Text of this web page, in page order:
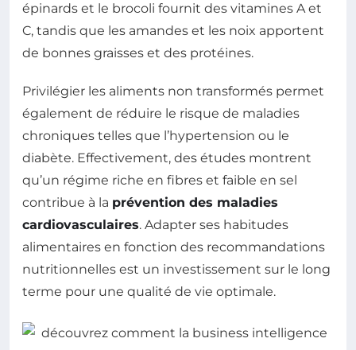
épinards et le brocoli fournit des vitamines A et
C, tandis que les amandes et les noix apportent
de bonnes graisses et des protéines.
Privilégier les aliments non transformés permet
également de réduire le risque de maladies
chroniques telles que l’hypertension ou le
diabète. Effectivement, des études montrent
qu’un régime riche en fibres et faible en sel
contribue à la prévention des maladies
cardiovasculaires. Adapter ses habitudes
alimentaires en fonction des recommandations
nutritionnelles est un investissement sur le long
terme pour une qualité de vie optimale.